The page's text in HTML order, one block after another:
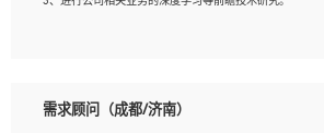
执行力与抗压力强。
2、2年以上图像处理开发经验，熟悉python和spark开发；
需求顾问（成都/济南）